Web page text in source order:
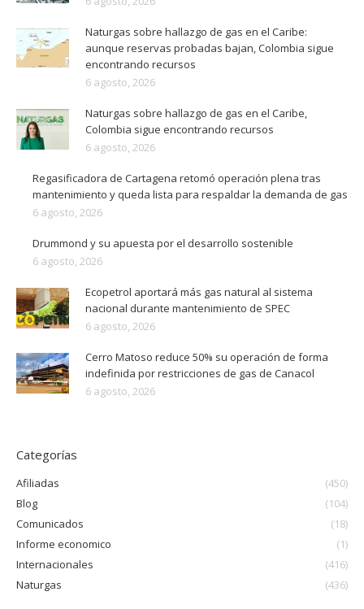
Naturgas sobre hallazgo de gas en el Caribe:
aunque reservas probadas bajan, Colombia sigue
encontrando recursos
6 agosto, 2026
Naturgas sobre hallazgo de gas en el Caribe,
Colombia sigue encontrando recursos
6 agosto, 2026
Regasificadora de Cartagena retomó operación plena tras
mantenimiento y queda lista para respaldar la demanda de gas
6 agosto, 2026
Drummond y su apuesta por el desarrollo sostenible
6 agosto, 2026
Ecopetrol aportará más gas natural al sistema
nacional durante mantenimiento de SPEC
6 agosto, 2026
Cerro Matoso reduce 50% su operación de forma
indefinida por restricciones de gas de Canacol
6 agosto, 2026
Categorías
Afiliadas
(450)
Blog
(104)
Comunicados
(18)
Informe economico
(1)
Internacionales
(416)
Naturgas
(436)